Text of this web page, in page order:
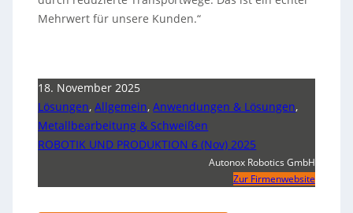
Mehrwert für unsere Kunden.“
18. November 2025
Lösungen,Allgemein,Anwendungen & Lösungen,
Metallbearbeitung & Schweißen
ROBOTIK UND PRODUKTION 6 (Nov) 2025
Autonox Robotics GmbH
Zur Firmenwebsite